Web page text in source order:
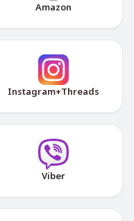
Amazon
Instagram+Threads
Viber